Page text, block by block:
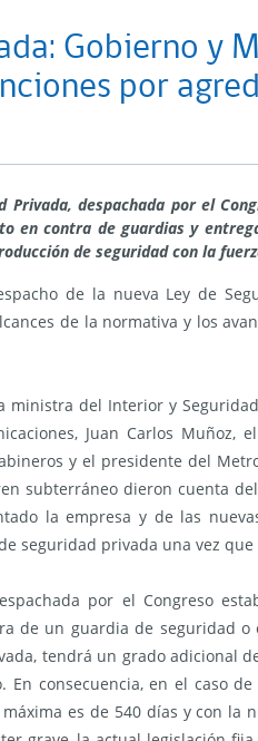
Gobierno y
por
Privada, despachada por el
en contra de guardias y
de seguridad con la
de la nueva Ley de
de la normativa y los
ministra del Interior y
Juan Carlos Muñoz,
y el presidente del
subterráneo dieron cuenta
la empresa y de las
seguridad privada una vez
por el Congreso
de un guardia de seguridad
tendrá un grado adicional
En consecuencia, en el caso
es de 540 días y con la